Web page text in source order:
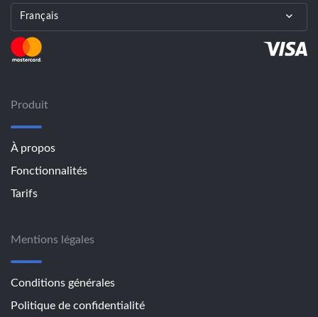
Français
Produit
À propos
Fonctionnalités
Tarifs
Mentions légales
Conditions générales
Politique de confidentialité